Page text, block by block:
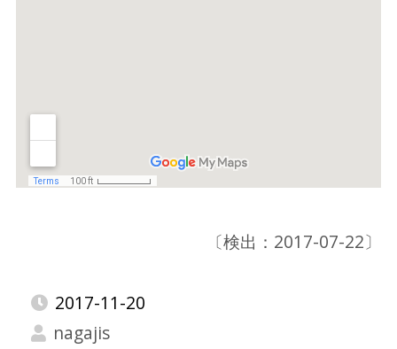
〔検出：2017-07-22〕
2017-11-20
nagajis